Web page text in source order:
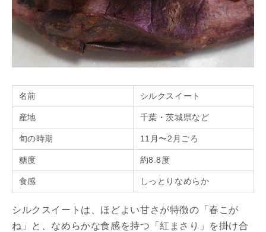
名前 シルクスイート
産地 千葉・茨城県など
旬の時期 11月〜2月ごろ
糖度 約8.8度
食感 しっとりなめらか
シルクスイートは、ほどよい甘さが特徴の「春こが
ね」と、なめらかな食感を持つ「紅まさり」を掛け合